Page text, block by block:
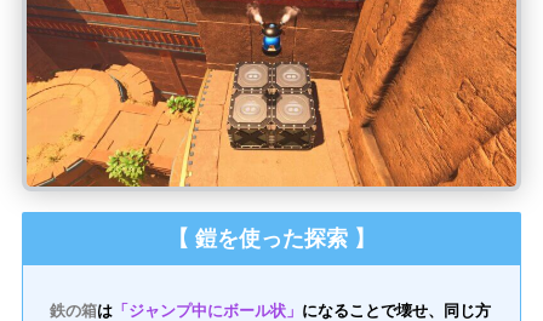
【 鎧を使った探索 】
鉄の箱は 「ジャンプ中にボール状」 になることで壊せ、同じ方